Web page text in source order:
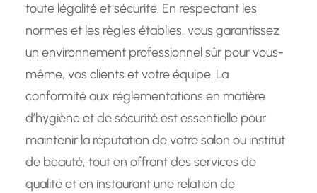
toute légalité et sécurité. En respectant les
normes et les règles établies, vous garantissez
un environnement professionnel sûr pour vous-
même, vos clients et votre équipe. La
conformité aux réglementations en matière
d’hygiène et de sécurité est essentielle pour
maintenir la réputation de votre salon ou institut
de beauté, tout en offrant des services de
qualité et en instaurant une relation de